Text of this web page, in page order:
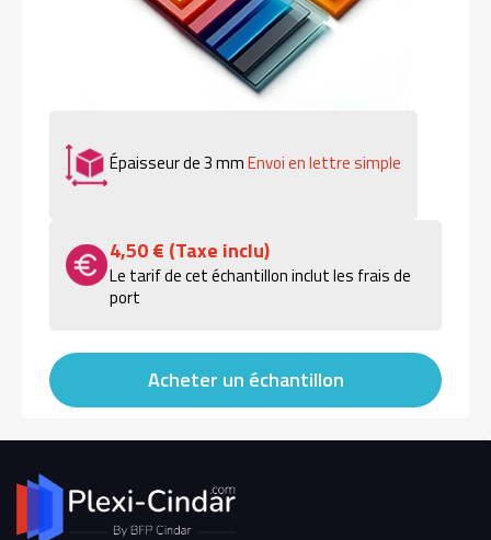
Épaisseur de 3 mmEnvoi en lettre simple
4,50 € (Taxe inclu)
Le tarif de cet échantillon inclut les frais de
port
Acheter un échantillon